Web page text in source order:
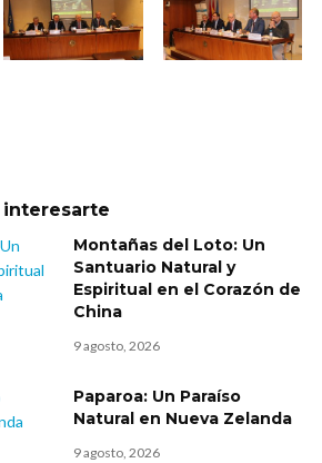
Montañas del Loto: Un
Santuario Natural y
Espiritual en el Corazón de
China
9 agosto, 2026
Paparoa: Un Paraíso
Natural en Nueva Zelanda
9 agosto, 2026